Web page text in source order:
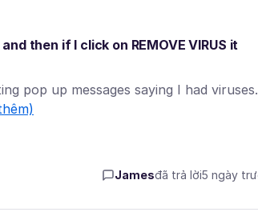
then if I click on REMOVE VIRUS it
pop up messages saying I had viruses.
Jamesđã trả lời5 ngày